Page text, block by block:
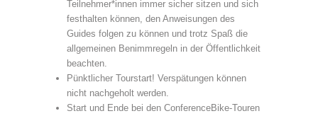
Teilnehmer*innen immer sicher sitzen und sich
festhalten können, den Anweisungen des
Guides folgen zu können und trotz Spaß die
allgemeinen Benimmregeln in der Öffentlichkeit
beachten.
Pünktlicher Tourstart! Verspätungen können
nicht nachgeholt werden.
Start und Ende bei den ConferenceBike-Touren